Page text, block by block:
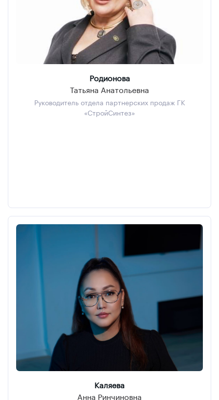
Родионова
Татьяна Анатольевна
Руководитель отдела партнерских продаж ГК
«СтройСинтез»
Каляева
Анна Ринчиновна